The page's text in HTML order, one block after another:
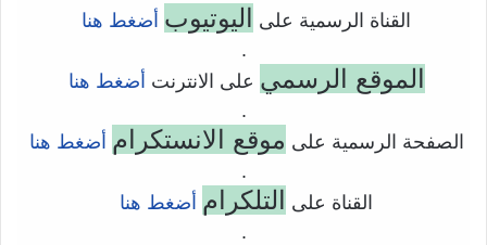
القناة الرسمية على اليوتيوب أضغط هنا
.
الموقع الرسمي على الانترنت أضغط هنا
.
الصفحة الرسمية على موقع الانستكرام
أضغط هنا
.
القناة على
التلكرام
أضغط هنا
.